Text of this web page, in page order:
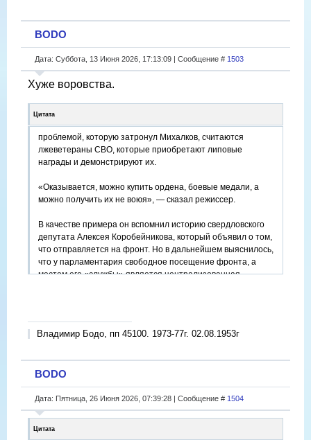
BODO
Дата: Суббота, 13 Июня 2026, 17:13:09 | Сообщение # 1503
Хуже воровства.
Цитата
проблемой, которую затронул Михалков, считаются
лжеветераны СВО, которые приобретают липовые
награды и демонстрируют их.
«Оказывается, можно купить ордена, боевые медали, а
можно получить их не воюя», — сказал режиссер.
В качестве примера он вспомнил историю свердловского
депутата Алексея Коробейникова, который объявил о том,
что отправляется на фронт. Но в дальнейшем выяснилось,
что у парламентария свободное посещение фронта, а
местом его «службы» является централизованная
подобное ношение купленных наград, предусмотрена
лишь административная ответственность.
Владимир Бодо, пп 45100. 1973-77г. 02.08.1953г
BODO
Дата: Пятница, 26 Июня 2026, 07:39:28 | Сообщение # 1504
Цитата